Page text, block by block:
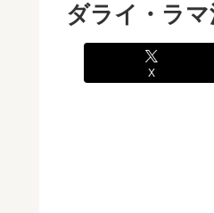
ダライ・ラ
X